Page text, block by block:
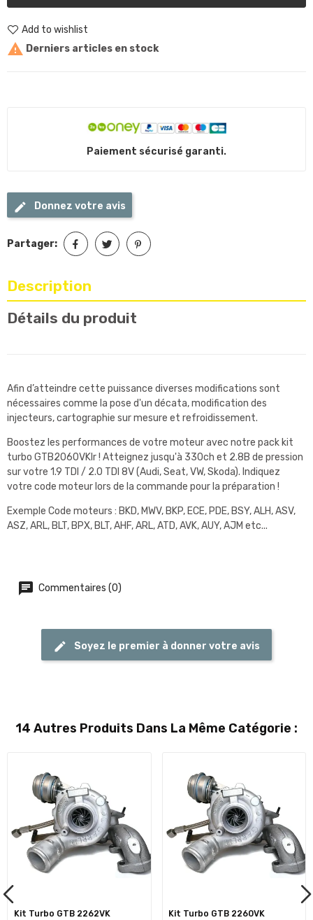
Add to wishlist
 Derniers articles en stock
Paiement sécurisé garanti.
Donnez votre avis
Partager:
Description
Détails du produit
Afin d’atteindre cette puissance diverses modifications sont
nécessaires comme la pose d'un décata, modification des
injecteurs, cartographie sur mesure et refroidissement.
Boostez les performances de votre moteur avec notre pack kit
turbo GTB2060VKlr ! Atteignez jusqu'à 330ch et 2.8B de pression
sur votre 1.9 TDI / 2.0 TDI 8V (Audi, Seat, VW, Skoda). Indiquez
votre code moteur lors de la commande pour la préparation !
Exemple Code moteurs : BKD, MWV, BKP, ECE, PDE, BSY, ALH, ASV,
ASZ, ARL, BLT, BPX, BLT, AHF, ARL, ATD, AVK, AUY, AJM etc...
Commentaires (0)
Soyez le premier à donner votre avis
14 Autres Produits Dans La Même Catégorie :
Kit Turbo GTB 2262VK
Kit Turbo GTB 2260VK